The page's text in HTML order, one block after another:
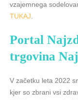
vzajemnega
TUKAJ
Portal
trgovina
V začetku leta 2022
kjer so zbrani vsi